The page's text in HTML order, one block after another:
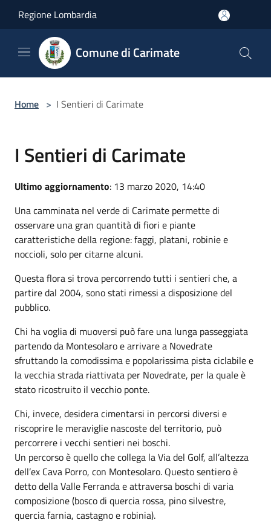
Regione Lombardia
Comune di Carimate
Home > I Sentieri di Carimate
I Sentieri di Carimate
Ultimo aggiornamento: 13 marzo 2020, 14:40
Una camminata nel verde di Carimate permette di
osservare una gran quantità di fiori e piante
caratteristiche della regione: faggi, platani, robinie e
noccioli, solo per citarne alcuni.
Questa flora si trova percorrendo tutti i sentieri che, a
partire dal 2004, sono stati rimessi a disposizione del
pubblico.
Chi ha voglia di muoversi può fare una lunga passeggiata
partendo da Montesolaro e arrivare a Novedrate
sfruttando la comodissima e popolarissima pista ciclabile e
la vecchia strada riattivata per Novedrate, per la quale è
stato ricostruito il vecchio ponte.
Chi, invece, desidera cimentarsi in percorsi diversi e
riscoprire le meraviglie nascoste del territorio, può
percorrere i vecchi sentieri nei boschi.
Un percorso è quello che collega la Via del Golf, all’altezza
dell’ex Cava Porro, con Montesolaro. Questo sentiero è
detto della Valle Ferranda e attraversa boschi di varia
composizione (bosco di quercia rossa, pino silvestre,
quercia farnia, castagno e robinia).